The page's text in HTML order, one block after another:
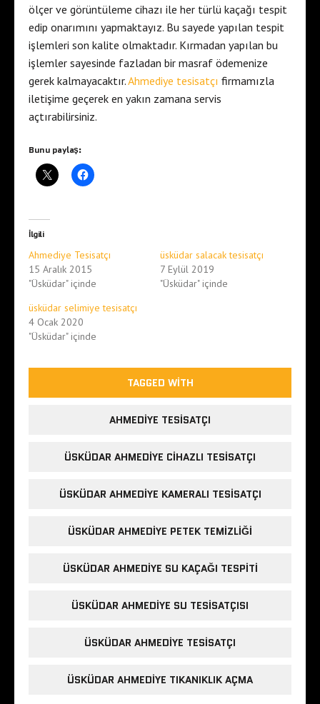
ölçer ve görüntüleme cihazı ile her türlü kaçağı tespit
edip onarımını yapmaktayız. Bu sayede yapılan tespit
işlemleri son kalite olmaktadır. Kırmadan yapılan bu
işlemler sayesinde fazladan bir masraf ödemenize
gerek kalmayacaktır.Ahmediye tesisatçı firmamızla
iletişime geçerek en yakın zamana servis
açtırabilirsiniz.
Bunu paylaş:
İlgili
Ahmediye Tesisatçı
15 Aralık 2015
"Üsküdar" içinde
üsküdar salacak tesisatçı
7 Eylül 2019
"Üsküdar" içinde
üsküdar selimiye tesisatçı
4 Ocak 2020
"Üsküdar" içinde
TAGGED WITH
AHMEDIYE TESISATÇI
ÜSKÜDAR AHMEDIYE CIHAZLI TESISATÇI
ÜSKÜDAR AHMEDIYE KAMERALI TESISATÇI
ÜSKÜDAR AHMEDIYE PETEK TEMIZLIĞI
ÜSKÜDAR AHMEDIYE SU KAÇAĞI TESPITI
ÜSKÜDAR AHMEDIYE SU TESISATÇISI
ÜSKÜDAR AHMEDIYE TESISATÇI
ÜSKÜDAR AHMEDIYE TIKANIKLIK AÇMA